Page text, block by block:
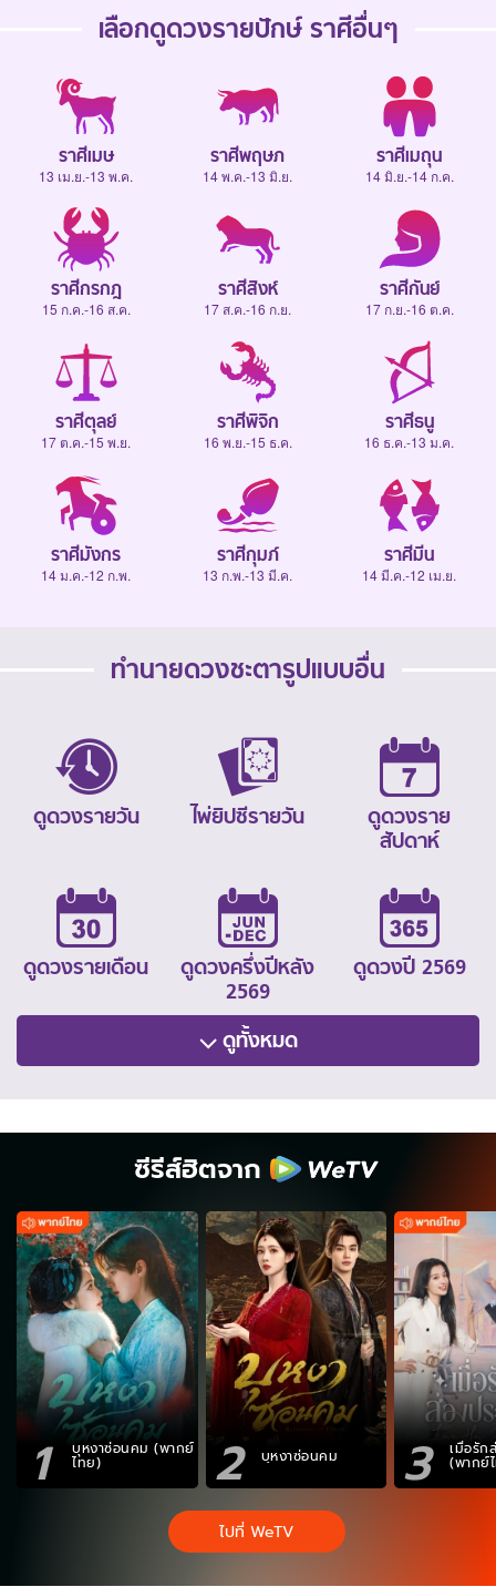
เลือกดูดวงรายปักษ์ราศีอื่นๆ
ราศีเมษ
13 เม.ย.-13 พ.ค.
ราศีพฤษภ
14 พ.ค.-13 มิ.ย.
ราศีเมถุน
14 มิ.ย.-14 ก.ค.
ราศีกรกฎ
15 ก.ค.-16 ส.ค.
ราศีสิงห์
17 ส.ค.-16 ก.ย.
ราศีกันย์
17 ก.ย.-16 ต.ค.
ราศีตุลย์
17 ต.ค.-15 พ.ย.
ราศีพิจิก
16 พ.ย.-15 ธ.ค.
ราศีธนู
16 ธ.ค.-13 ม.ค.
ราศีมังกร
14 ม.ค.-12 ก.พ.
ราศีกุมภ์
13 ก.พ.-13 มี.ค.
ราศีมีน
14 มี.ค.-12 เม.ย.
ทำนายดวงชะตารูปแบบอื่น
ดูดวงรายวัน ไพ่ยิปซีรายวัน
ดูดวงราย
สัปดาห์
ดูดวงรายเดือน
ดูดวงครึ่งปีหลัง
2569
ดูดวงปี 2569
ดูทั้งหมด
ซีรีส์ฮิตจาก
1 บุหงาซ่อนคม (พากย์
ไทย) 2 บุหงาซ่อนคม 3 เมื่อรัก
(พากย์
ไปที่ WeTV